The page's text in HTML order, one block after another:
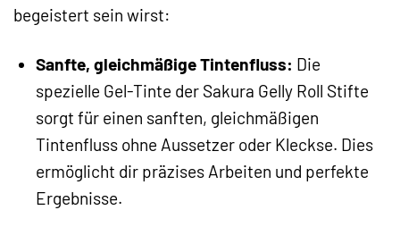
begeistert sein wirst:
Sanfte, gleichmäßige Tintenfluss: Die
spezielle Gel-Tinte der Sakura Gelly Roll Stifte
sorgt für einen sanften, gleichmäßigen
Tintenfluss ohne Aussetzer oder Kleckse. Dies
ermöglicht dir präzises Arbeiten und perfekte
Ergebnisse.